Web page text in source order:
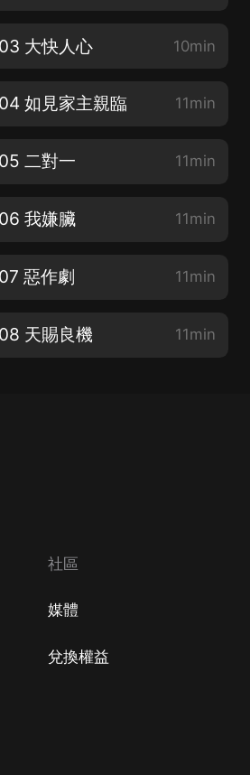
大快人心 10min
如見家主親臨 11min
二對一 11min
我嫌臟 11min
惡作劇 11min
天賜良機 11min
社區
媒體
兌換權益